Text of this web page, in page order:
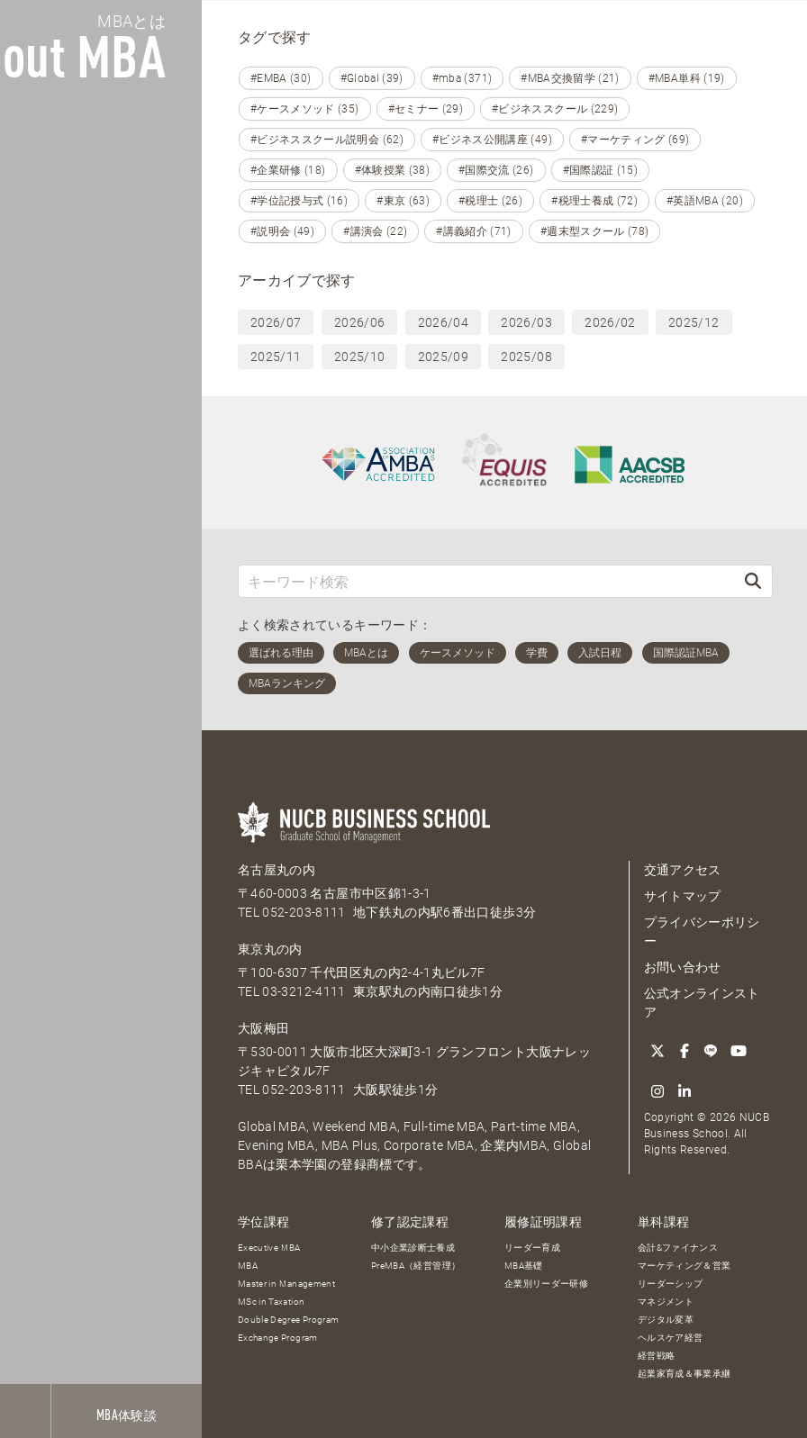
MBAとは
MBA
MBA体験談
タグで探す
#EMBA (30) #Global (39) #mba (371) #MBA交換留学 (21) #MBA単科 (19)
#ケースメソッド (35) #セミナー (29) #ビジネススクール (229)
#ビジネススクール説明会 (62) #ビジネス公開講座 (49) #マーケティング (69)
#企業研修 (18) #体験授業 (38) #国際交流 (26) #国際認証 (15)
#学位記授与式 (16) #東京 (63) #税理士 (26) #税理士養成 (72) #英語MBA (20)
#説明会 (49) #講演会 (22) #講義紹介 (71) #週末型スクール (78)
アーカイブで探す
2026/07 2026/06 2026/04 2026/03 2026/02 2025/12
2025/11 2025/10 2025/09 2025/08
よく検索されているキーワード：
名古屋丸の内
〒460-0003 名古屋市中区錦1-3-1
TEL052-203-8111 地下鉄丸の内駅6番出口徒歩3分
東京丸の内
〒100-6307 千代田区丸の内2-4-1丸ビル7F
TEL03-3212-4111 東京駅丸の内南口徒歩1分
大阪梅田
〒530-0011 大阪市北区大深町3-1 グランフロント大阪ナレッ
ジキャピタル7F
TEL052-203-8111 大阪駅徒歩1分
Global MBA, Weekend MBA, Full-time MBA, Part-time MBA,
Evening MBA, MBA Plus, Corporate MBA, 企業内MBA, Global
BBAは栗本学園の登録商標です。
交通アクセス
サイトマップ
プライバシーポリシ
ー
お問い合わせ
公式オンラインスト
ア
Copyright © 2026 NUCB
Business School. All
Rights Reserved.
学位課程
Executive MBA
MBA
Master in Management
MSc in Taxation
Double Degree Program
Exchange Program
修了認定課程
中小企業診断士養成
PreMBA（経営管理）
履修証明課程
リーダー育成
MBA基礎
企業別リーダー研修
単科課程
会計&ファイナンス
マーケティング＆営業
リーダーシップ
マネジメント
デジタル変革
ヘルスケア経営
経営戦略
起業家育成＆事業承継